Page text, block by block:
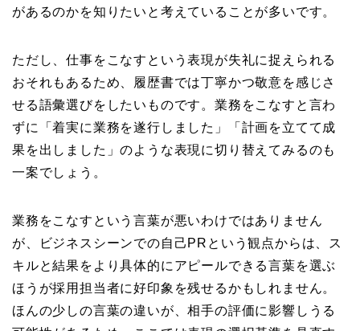
があるのかを知りたいと考えていることが多いです。
ただし、仕事をこなすという表現が失礼に捉えられる
おそれもあるため、履歴書では丁寧かつ敬意を感じさ
せる語彙選びをしたいものです。業務をこなすと言わ
ずに「着実に業務を遂行しました」「計画を立てて成
果を出しました」のような表現に切り替えてみるのも
一案でしょう。
業務をこなすという言葉が悪いわけではありません
が、ビジネスシーンでの自己PRという観点からは、ス
キルと結果をより具体的にアピールできる言葉を選ぶ
ほうが採用担当者に好印象を残せるかもしれません。
ほんの少しの言葉の違いが、相手の評価に影響しうる